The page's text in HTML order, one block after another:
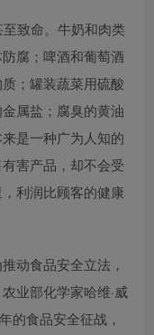
致命。牛奶和肉类
腐；啤酒和葡萄酒
；罐装蔬菜用硫酸
属盐；腐臭的黄油
是一种广为人知的
害产品，却不会受
利润比顾客的健康
动食品安全立法，
业部化学家哈维·威
的食品安全征战，